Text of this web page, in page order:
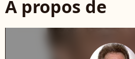
À propos de